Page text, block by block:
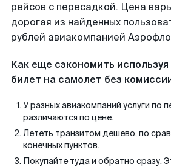
рейсов с пересадкой. Цена
дорогая из найденных
рублей авиакомпанией
Как еще сэкономить
билет на самолет без
У разных авиакомпаний услуги по
различаются по цене.
Лететь транзитом дешево, по
конечных пунктов.
Покупайте туда и обратно сразу.